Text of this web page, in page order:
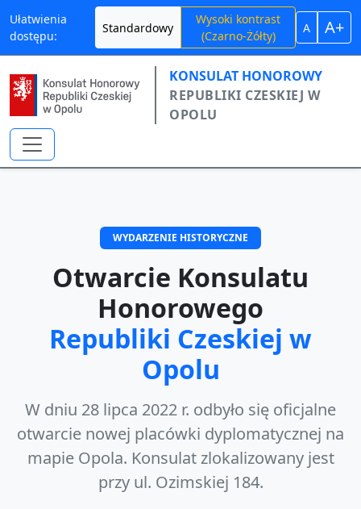
Przejdź do treści głównej
Ułatwienia
dostępu:
Standardowy
Wysoki kontrast
(Czarno-Żółty)
A A+
KONSULAT HONOROWY
REPUBLIKI CZESKIEJ W
OPOLU
WYDARZENIE HISTORYCZNE
Otwarcie Konsulatu
Honorowego
Republiki Czeskiej w
Opolu
W dniu 28 lipca 2022 r. odbyło się oficjalne
otwarcie nowej placówki dyplomatycznej na
mapie Opola. Konsulat zlokalizowany jest
przy ul. Ozimskiej 184.